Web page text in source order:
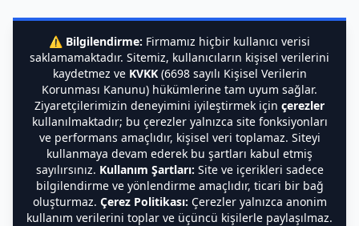
⚠️ Bilgilendirme: Firmamız hiçbir kullanıcı verisi
saklamamaktadır. Sitemiz, kullanıcıların kişisel verilerini
kaydetmez ve KVKK(6698 sayılı Kişisel Verilerin
Korunması Kanunu) hükümlerine tam uyum sağlar.
Ziyaretçilerimizin deneyimini iyileştirmek için çerezler
kullanılmaktadır; bu çerezler yalnızca site fonksiyonları
ve performans amaçlıdır, kişisel veri toplamaz. Siteyi
kullanmaya devam ederek bu şartları kabul etmiş
sayılırsınız. Kullanım Şartları: Site ve içerikleri sadece
bilgilendirme ve yönlendirme amaçlıdır, ticari bir bağ
oluşturmaz. Çerez Politikası: Çerezler yalnızca anonim
kullanım verilerini toplar ve üçüncü kişilerle paylaşılmaz.